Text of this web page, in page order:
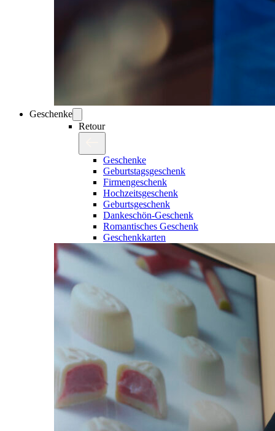
Geschenke
Retour
Geschenke
Geburtstagsgeschenk
Firmengeschenk
Hochzeitsgeschenk
Geburtsgeschenk
Dankeschön-Geschenk
Romantisches Geschenk
Geschenkkarten